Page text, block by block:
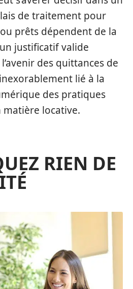
de traitement pour
prêts dépendent de la
justificatif valide
des quittances de
lié à la
des pratiques
locative.
RIEN DE